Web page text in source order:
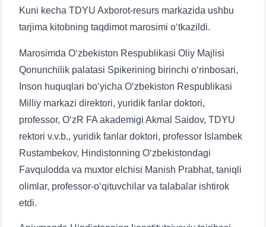
Kuni kecha TDYU Axborot-resurs markazida ushbu
tarjima kitobning taqdimot marosimi o‘tkazildi.
Marosimda Oʻzbekiston Respublikasi Oliy Majlisi
Qonunchilik palatasi Spikerining birinchi oʻrinbosari,
Inson huquqlari boʻyicha Oʻzbekiston Respublikasi
Milliy markazi direktori, yuridik fanlar doktori,
professor, OʻzR FA akademigi Akmal Saidov, TDYU
rektori v.v.b., yuridik fanlar doktori, professor Islambek
Rustambekov, Hindistonning O‘zbekistondagi
Favqulodda va muxtor elchisi Manish Prabhat, taniqli
olimlar, professor-oʻqituvchilar va talabalar ishtirok
etdi.